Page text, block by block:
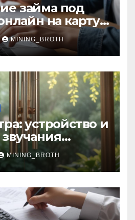
займа под
на карту
в офис: порядок,
и документы
MINING_BROTH
устройство и
MINING_BROTH